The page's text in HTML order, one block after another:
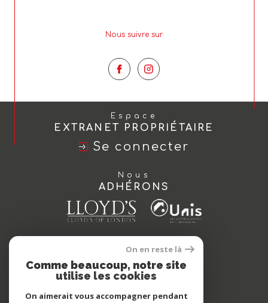
Nous suivre sur
Espace
EXTRANET PROPRIÉTAIRE
Se connecter
Nous
ADHÉRONS
On en reste là
Comme beaucoup, notre site
utilise les cookies
On aimerait vous accompagner pendant